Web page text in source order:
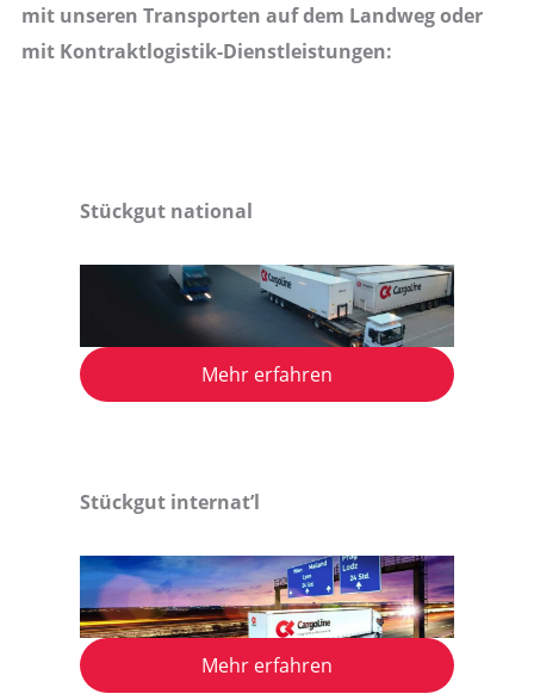
mit unseren Transporten auf dem Landweg oder
mit Kontraktlogistik-Dienstleistungen:
Stückgut national
Mehr erfahren
Stückgut internat’l
Mehr erfahren